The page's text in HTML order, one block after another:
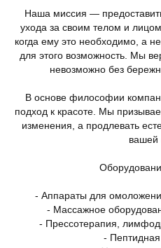
Наша миссия —
ухода за своим телом и
когда ему это необходимо, а
для этого возможность. Мы
невозможно без
В основе философии
подход к красоте. Мы
изменения, а продлевать
вашей
- Аппараты для
- Массажное
- Прессотерапия,
- Пептидная